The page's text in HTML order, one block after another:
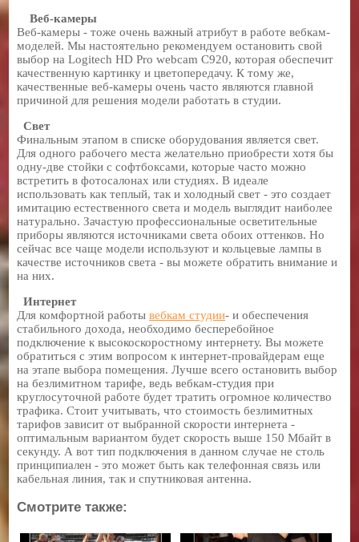
Веб-камеры
Веб-камеры - тоже очень важный атрибут в работе вебкам-
моделей. Мы настоятельно рекомендуем остановить свой
выбор на Logitech HD Pro webcam C920, которая обеспечит
качественную картинку и цветопередачу. К тому же,
качественные веб-камеры очень часто являются главной
причиной для решения модели работать в студии.
Свет
Финальным этапом в списке оборудования является свет.
Для одного рабочего места желательно приобрести хотя бы
одну-две стойки с софтбоксами, которые часто можно
встретить в фотосалонах или студиях. В идеале
использовать как теплый, так и холодный свет - это создает
имитацию естественного света и модель выглядит наиболее
натурально. Зачастую профессиональные осветительные
приборы являются источниками света обоих оттенков. Но
сейчас все чаще модели используют и кольцевые лампы в
качестве источников света - вы можете обратить внимание и
на них.
Интернет
Для комфортной работывебкам студии- и обеспечения
стабильного дохода, необходимо бесперебойное
подключение к высокоскоростному интернету. Вы можете
обратиться с этим вопросом к интернет-провайдерам еще
на этапе выбора помещения. Лучше всего остановить выбор
на безлимитном тарифе, ведь вебкам-студия при
круглосуточной работе будет тратить огромное количество
трафика. Стоит учитывать, что стоимость безлимитных
тарифов зависит от выбранной скорости интернета -
оптимальным вариантом будет скорость выше 150 Мбайт в
секунду. А вот тип подключения в данном случае не столь
принципиален - это может быть как телефонная связь или
кабельная линия, так и спутниковая антенна.
Смотрите также: